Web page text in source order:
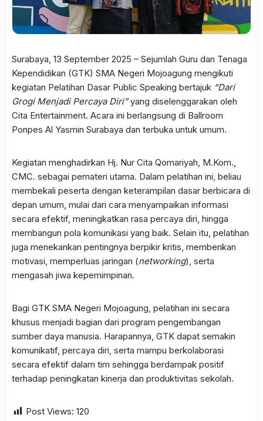
Surabaya, 13 September 2025 – Sejumlah Guru dan Tenaga
Kependidikan (GTK) SMA Negeri Mojoagung mengikuti
kegiatan Pelatihan Dasar Public Speaking bertajuk “Dari
Grogi Menjadi Percaya Diri”yang diselenggarakan oleh
Cita Entertainment. Acara ini berlangsung di Ballroom
Ponpes Al Yasmin Surabaya dan terbuka untuk umum.
Kegiatan menghadirkan Hj. Nur Cita Qomariyah, M.Kom.,
CMC. sebagai pemateri utama. Dalam pelatihan ini, beliau
membekali peserta dengan keterampilan dasar berbicara di
depan umum, mulai dari cara menyampaikan informasi
secara efektif, meningkatkan rasa percaya diri, hingga
membangun pola komunikasi yang baik. Selain itu, pelatihan
juga menekankan pentingnya berpikir kritis, memberikan
motivasi, memperluas jaringan (networking), serta
mengasah jiwa kepemimpinan.
Bagi GTK SMA Negeri Mojoagung, pelatihan ini secara
khusus menjadi bagian dari program pengembangan
sumber daya manusia. Harapannya, GTK dapat semakin
komunikatif, percaya diri, serta mampu berkolaborasi
secara efektif dalam tim sehingga berdampak positif
terhadap peningkatan kinerja dan produktivitas sekolah.
Post Views: 120